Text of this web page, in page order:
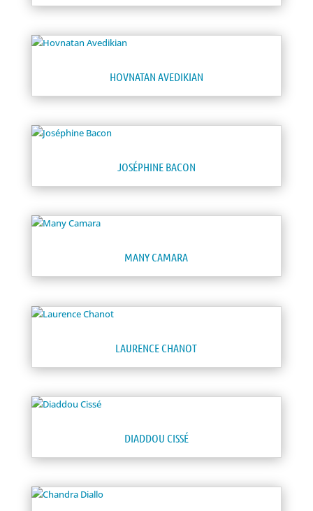
HOVNATAN AVEDIKIAN
JOSÉPHINE BACON
MANY CAMARA
LAURENCE CHANOT
DIADDOU CISSÉ